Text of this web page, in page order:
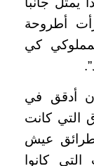
أطروحة
كي
أدقق في
التي كانت
عيش
كانوا